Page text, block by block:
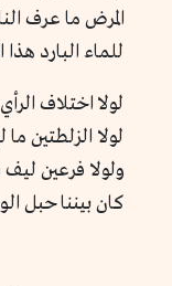
المرض ما عرف
للماء البارد هذا
لولا اختلاف
لولا الزلطتين
ولولا فرعين
كان بيننا حبل